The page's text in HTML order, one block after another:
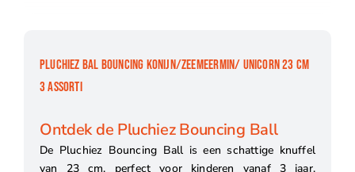
PLUCHIEZ BAL BOUNCING KONIJN/ZEEMEERMIN/ UNICORN 23 CM
3 ASSORTI
Ontdek de Pluchiez Bouncing Ball
De Pluchiez Bouncing Ball is een schattige knuffel
van 23 cm, perfect voor kinderen vanaf 3 jaar.